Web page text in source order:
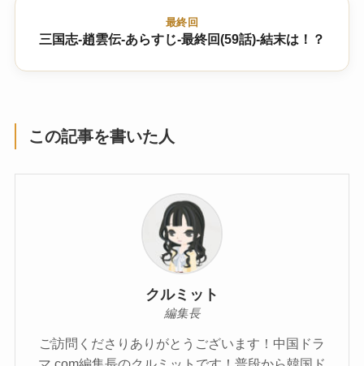
最終回
三国志-趙雲伝-あらすじ-最終回(59話)-結末は！？
この記事を書いた人
クルミット
編集長
ご訪問くださりありがとうございます！中国ドラ